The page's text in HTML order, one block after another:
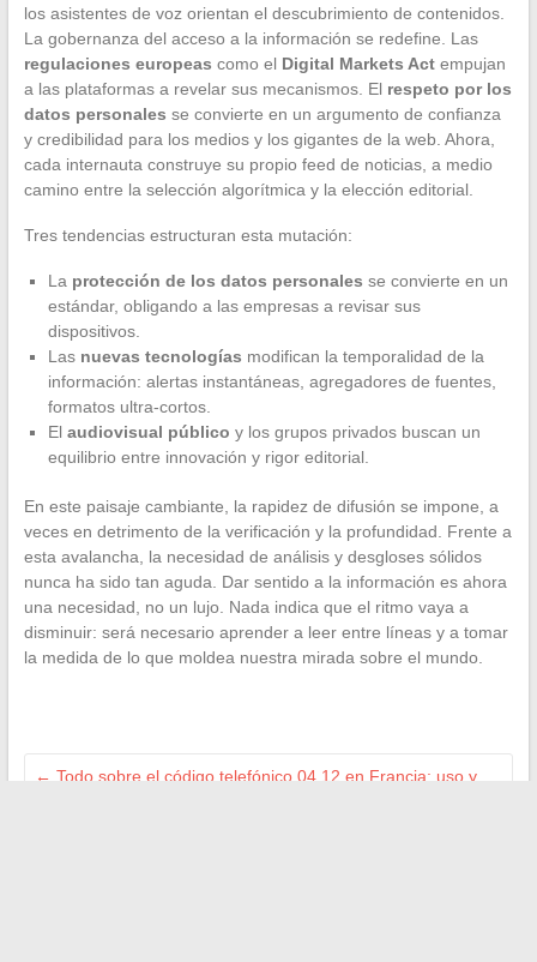
los asistentes de voz orientan el descubrimiento de contenidos.
La gobernanza del acceso a la información se redefine. Las
regulaciones europeas como el Digital Markets Actempujan
a las plataformas a revelar sus mecanismos. El respeto por los
datos personales se convierte en un argumento de confianza
y credibilidad para los medios y los gigantes de la web. Ahora,
cada internauta construye su propio feed de noticias, a medio
camino entre la selección algorítmica y la elección editorial.
Tres tendencias estructuran esta mutación:
La protección de los datos personales se convierte en un
estándar, obligando a las empresas a revisar sus
dispositivos.
Las nuevas tecnologías modifican la temporalidad de la
información: alertas instantáneas, agregadores de fuentes,
formatos ultra-cortos.
El audiovisual público y los grupos privados buscan un
equilibrio entre innovación y rigor editorial.
En este paisaje cambiante, la rapidez de difusión se impone, a
veces en detrimento de la verificación y la profundidad. Frente a
esta avalancha, la necesidad de análisis y desgloses sólidos
nunca ha sido tan aguda. Dar sentido a la información es ahora
una necesidad, no un lujo. Nada indica que el ritmo vaya a
disminuir: será necesario aprender a leer entre líneas y a tomar
la medida de lo que moldea nuestra mirada sobre el mundo.
← Todo sobre el código telefónico 04 12 en Francia: uso y